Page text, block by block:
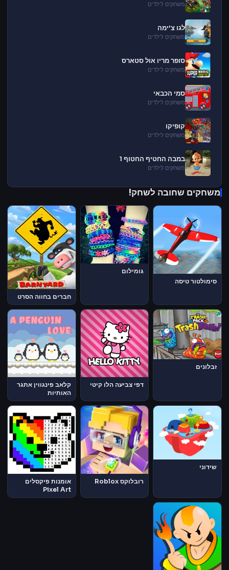
משחקים לילדים
לגו צ'ימה
משחקים לילדים
סופר מריו אול סטארס
משחקים לילדים
סמי הכבאי
משחקים לילדים
קופיקו
משחקים לילדים
במבה החטיף החטוף 1
משחקים לילדים
משחקים שחובה לשחק!
סימולטור טיסה
גומילום
חברים בחווה הסרט
זבלונים
דפי צביעה הלו קיטי
קלאב פינגווין אתגר
האותיות
שידוני
רובלוקס Roblox
אומנות פיקסלים
Pixel Art